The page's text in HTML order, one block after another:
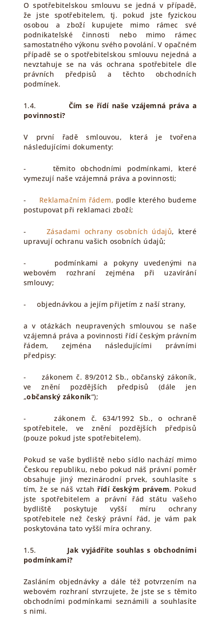
O spotřebitelskou smlouvu se jedná v případě,
že jste spotřebitelem, tj. pokud jste fyzickou
osobou a zboží kupujete mimo rámec své
podnikatelské činnosti nebo mimo rámec
samostatného výkonu svého povolání. V opačném
případě se o spotřebitelskou smlouvu nejedná a
nevztahuje se na vás ochrana spotřebitele dle
právních předpisů a těchto obchodních
podmínek.
1.4.
Čím se řídí naše vzájemná práva a
povinnosti?
V první řadě smlouvou, která je tvořena
následujícími dokumenty:
- těmito obchodními podmínkami, které
vymezují naše vzájemná práva a povinnosti;
- Reklamačním řádem, podle kterého budeme
postupovat při reklamaci zboží;
- Zásadami ochrany osobních údajů, které
upravují ochranu vašich osobních údajů;
- podmínkami a pokyny uvedenými na
webovém rozhraní zejména při uzavírání
smlouvy;
- objednávkou a jejím přijetím z naší strany,
a v otázkách neupravených smlouvou se naše
vzájemná práva a povinnosti řídí českým právním
řádem, zejména následujícími právními
předpisy:
- zákonem č. 89/2012 Sb., občanský zákoník,
ve znění pozdějších předpisů (dále jen
„občanský zákoník“);
- zákonem č. 634/1992 Sb., o ochraně
spotřebitele, ve znění pozdějších předpisů
(pouze pokud jste spotřebitelem).
Pokud se vaše bydliště nebo sídlo nachází mimo
Českou republiku, nebo pokud náš právní poměr
obsahuje jiný mezinárodní prvek, souhlasíte s
tím, že se náš vztah řídí českým právem. Pokud
jste spotřebitelem a právní řád státu vašeho
bydliště poskytuje vyšší míru ochrany
spotřebitele než český právní řád, je vám pak
poskytována tato vyšší míra ochrany.
1.5.
Jak vyjádříte souhlas s obchodními
podmínkami?
Zasláním objednávky a dále též potvrzením na
webovém rozhraní stvrzujete, že jste se s těmito
obchodními podmínkami seznámili a souhlasíte
s nimi.